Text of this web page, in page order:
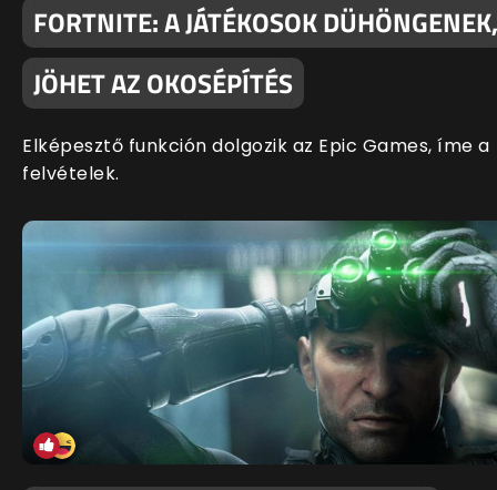
FORTNITE: A JÁTÉKOSOK DÜHÖNGENEK,
JÖHET AZ OKOSÉPÍTÉS
Elképesztő funkción dolgozik az Epic Games, íme a
felvételek.